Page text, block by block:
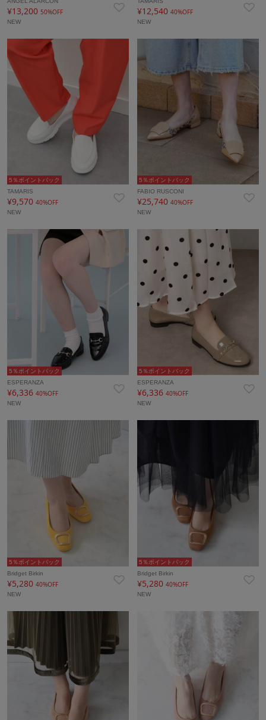
¥13,200 50%OFF
NEW
¥12,54040%OFF
NEW
5％ポイントバック
TAMARIS
¥9,570 40%OFF
NEW
5％ポイントバック
FABIO RUSCONI
¥25,74040%OFF
NEW
5％ポイントバック
ESPERANZA
¥6,336 40%OFF
NEW
5％ポイントバック
ESPERANZA
¥6,33640%OFF
NEW
5％ポイントバック
Bridget Birkin
¥5,280 40%OFF
NEW
5％ポイントバック
Bridget Birkin
¥5,28040%OFF
NEW